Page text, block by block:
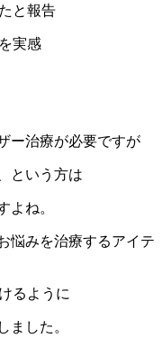
と報告
実感
ー治療が必要ですが
という方は
よね。
悩みを治療するアイテ
るように
ました。